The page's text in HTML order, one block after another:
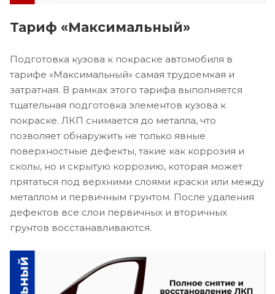
Тариф «Максимальный»
Подготовка кузова к покраске автомобиля в
тарифе «Максимальный» самая трудоемкая и
затратная. В рамках этого тарифа выполняется
тщательная подготовка элементов кузова к
покраске. ЛКП снимается до металла, что
позволяет обнаружить не только явные
поверхностные дефекты, такие как коррозия и
сколы, но и скрытую коррозию, которая может
прятаться под верхними слоями краски или между
металлом и первичным грунтом. После удаления
дефектов все слои первичных и вторичных
грунтов восстанавливаются.